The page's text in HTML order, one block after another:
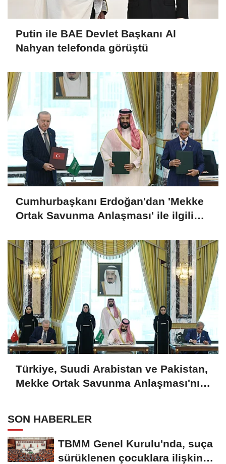
Putin ile BAE Devlet Başkanı Al
Nahyan telefonda görüştü
Cumhurbaşkanı Erdoğan'dan 'Mekke
Ortak Savunma Anlaşması' ile ilgili
Türkiye, Suudi Arabistan ve Pakistan,
Mekke Ortak Savunma Anlaşması'nı
SON HABERLER
TBMM Genel Kurulu'nda, suça
sürüklenen çocuklara ilişkin